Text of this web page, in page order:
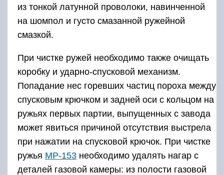
из тонкой латунной проволоки, навинченной
на шомпол и густо смазанной ружейной
смазкой.
При чистке ружей необходимо также очищать
коробку и ударно-спусковой механизм.
Попадание нес горевших частиц пороха между
спусковым крючком и задней оси с кольцом на
ружьях первых партии, выпущенных с завода
может явиться причиной отсутствия выстрела
при нажатии на спусковой крючок. При чистке
ружья MP-153 необходимо удалять нагар с
деталей газовой камеры: из полости газовой